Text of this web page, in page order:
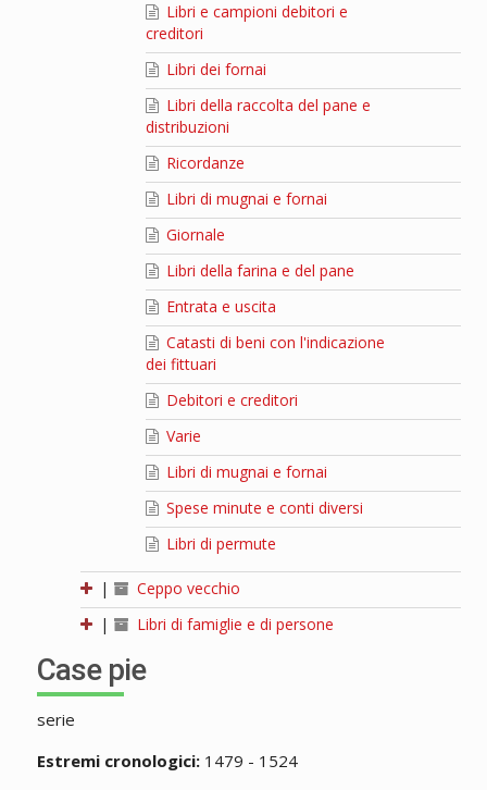
Libri e campioni debitori e
creditori
Libri dei fornai
Libri della raccolta del pane e
distribuzioni
Ricordanze
Libri di mugnai e fornai
Giornale
Libri della farina e del pane
Entrata e uscita
Catasti di beni con l'indicazione
dei fittuari
Debitori e creditori
Varie
Libri di mugnai e fornai
Spese minute e conti diversi
Libri di permute
|
Ceppo vecchio
|
Libri di famiglie e di persone
Case pie
serie
Estremi cronologici:1479 - 1524